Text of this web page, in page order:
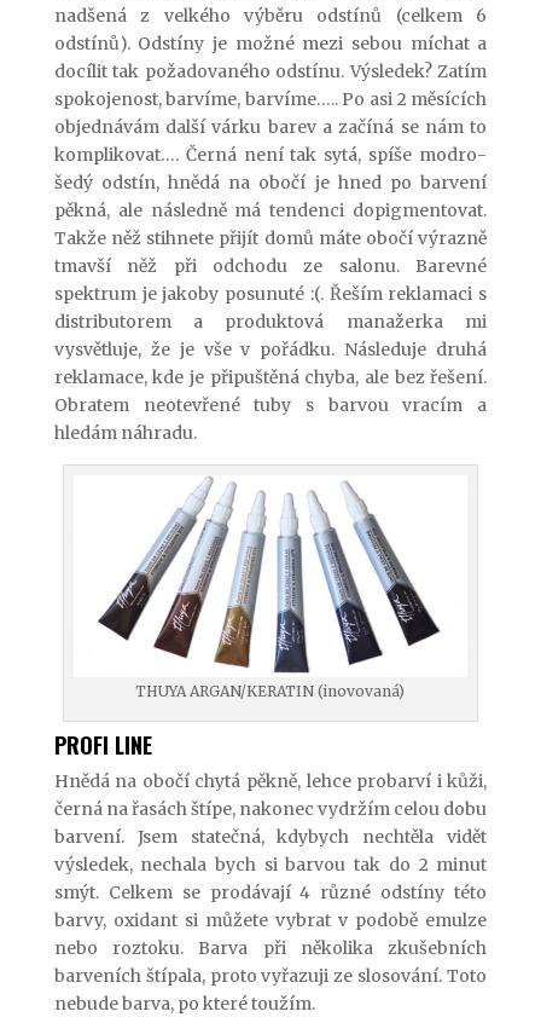
nadšená z velkého výběru odstínů (celkem 6
odstínů). Odstíny je možné mezi sebou míchat a
docílit tak požadovaného odstínu. Výsledek? Zatím
spokojenost, barvíme, barvíme….. Po asi 2 měsících
objednávám další várku barev a začíná se nám to
komplikovat…. Černá není tak sytá, spíše modro-
šedý odstín, hnědá na obočí je hned po barvení
pěkná, ale následně má tendenci dopigmentovat.
Takže něž stihnete přijít domů máte obočí výrazně
tmavší něž při odchodu ze salonu. Barevné
spektrum je jakoby posunuté :(. Řeším reklamaci s
distributorem a produktová manažerka mi
vysvětluje, že je vše v pořádku. Následuje druhá
reklamace, kde je připuštěná chyba, ale bez řešení.
Obratem neotevřené tuby s barvou vracím a
hledám náhradu.
THUYA ARGAN/KERATIN (inovovaná)
PROFI LINE
Hnědá na obočí chytá pěkně, lehce probarví i kůži,
černá na řasách štípe, nakonec vydržím celou dobu
barvení. Jsem statečná, kdybych nechtěla vidět
výsledek, nechala bych si barvou tak do 2 minut
smýt. Celkem se prodávají 4 různé odstíny této
barvy, oxidant si můžete vybrat v podobě emulze
nebo roztoku. Barva při několika zkušebních
barveních štípala, proto vyřazuji ze slosování. Toto
nebude barva, po které toužím.